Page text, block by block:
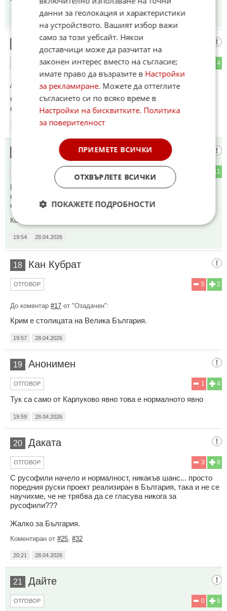
28.04.2026
ненормалното време изтече
4
ОТГОВОР
До коментар#12от "ДУМИЧКАТА ,НОРМАЛНОСТ Я":
Обратното на ненормалност е нормалност и няма нужда
някой да го измисля!
28.04.2026
Озадачен
11
И кое е нормалното на позора Боташ??? Абе, Йотова, я
кажи чий е Крим? Май досега никой не те е питал, а ми
стана интересно!?
Коментиран от
19:54 28.04.2026
18 Кан Кубрат
2
5
ОТГОВОР
До коментар #17 от "Озадачен":
Крим е столицата на Велика България.
19:57 28.04.2026
19 Анонимен
4
1
ОТГОВОР
Тук са само от Карлуково явно това е нормалното явно
19:59 28.04.2026
20 Даката
8
3
ОТГОВОР
С русофили начело и нормалност, никакъв шанс... просто
поредния руски проект реализиран в България, така и не се
научихме, че не трябва да се гласува никога за
русофили???
Жалко за България.
Коментиран от #25 #32
20:21 28.04.2026
21 Дайте
6
0
ОТГОВОР
данни за геолокация и характеристики
на устройството. Вашият избор важи
само за този уебсайт. Някои
доставчици може да разчитат на
законен интерес вместо на съгласие;
имате право да възразите в Настройки
за рекламиране. Можете да оттеглите
съгласието си по всяко време в
Настройки на бисквитките. Политика
за поверителност
ПРИЕМЕТЕ ВСИЧКИ
ОТХВЪРЛЕТЕ ВСИЧКИ
ПОКАЖЕТЕ ПОДРОБНОСТИ